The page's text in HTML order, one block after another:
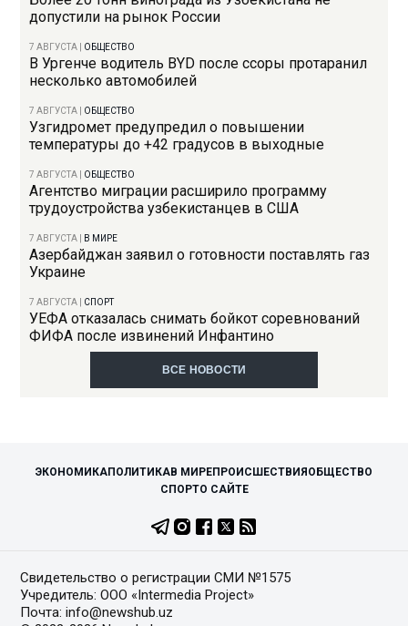
допустили на рынок России
7 АВГУСТА ОБЩЕСТВО
В Ургенче водитель BYD после ссоры протаранил
несколько автомобилей
7 АВГУСТА ОБЩЕСТВО
Узгидромет предупредил о повышении
температуры до +42 градусов в выходные
7 АВГУСТА ОБЩЕСТВО
Агентство миграции расширило программу
трудоустройства узбекистанцев в США
7 АВГУСТА В МИРЕ
Азербайджан заявил о готовности поставлять газ
Украине
7 АВГУСТА СПОРТ
УЕФА отказалась снимать бойкот соревнований
ФИФА после извинений Инфантино
ВСЕ НОВОСТИ
ЭКОНОМИКАПОЛИТИКАВ МИРЕПРОИСШЕСТВИЯОБЩЕСТВО
СПОРТО САЙТЕ
Свидетельство о регистрации СМИ №1575
Учредитель: ООО «Intermedia Project»
Почта: info@newshub.uz